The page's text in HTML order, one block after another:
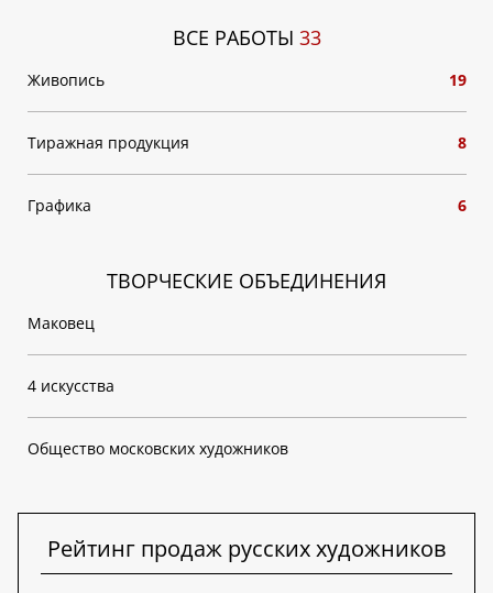
ВСЕ РАБОТЫ 33
Живопись 19
Тиражная продукция 8
Графика 6
ТВОРЧЕСКИЕ ОБЪЕДИНЕНИЯ
Маковец
4 искусства
Общество московских художников
Рейтинг продаж русских художников